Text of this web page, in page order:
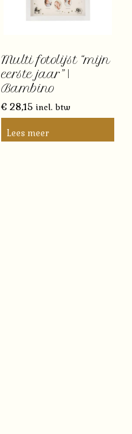
Multi fotolijst “mijn
eerste jaar” |
Bambino
€ 28,15 incl. btw
Lees meer